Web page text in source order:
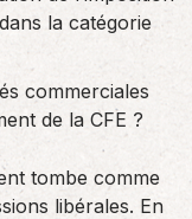
la catégorie
commerciales
de la CFE ?
tombe comme
libérales. En